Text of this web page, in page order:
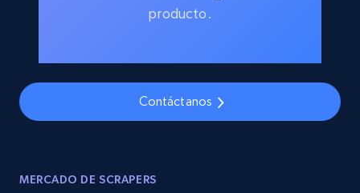
producto.
Contáctanos
MERCADO DE SCRAPERS